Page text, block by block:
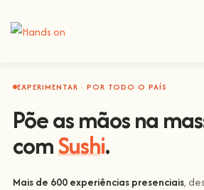
EXPERIMENTAR · POR TODO O PAÍS
Põe as mãos na
comSushi.
Mais de 600 experiências presenciais,